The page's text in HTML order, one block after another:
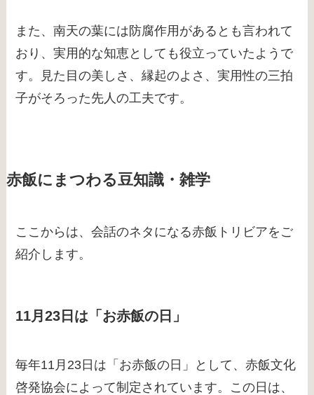
また、南天の葉には防腐作用があるとも言われて
おり、実用的な知恵としても役立っていたようで
す。見た目の美しさ、縁起のよさ、実用性の三拍
子がそろった先人の工夫です。
赤飯にまつわる豆知識・雑学
ここからは、会話のネタになる赤飯トリビアをご
紹介します。
11月23日は「お赤飯の日」
毎年11月23日は「お赤飯の日」として、赤飯文化
啓発協会によって制定されています。この日は、